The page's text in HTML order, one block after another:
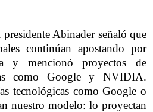
Abinader señaló que
continúan apostando por
y mencionó proyectos de
como Google y NVIDIA.
tecnológicas como Google o
nuestro modelo: lo proyectan